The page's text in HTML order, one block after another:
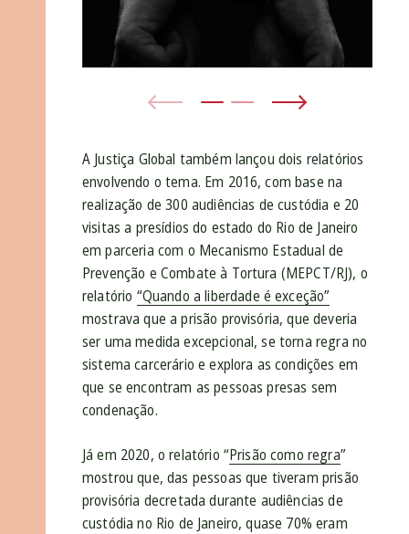
A Justiça Global também lançou dois relatórios
envolvendo o tema. Em 2016, com base na
realização de 300 audiências de custódia e 20
visitas a presídios do estado do Rio de Janeiro
em parceria com o Mecanismo Estadual de
Prevenção e Combate à Tortura (MEPCT/RJ), o
relatório “Quando a liberdade é exceção”
mostrava que a prisão provisória, que deveria
ser uma medida excepcional, se torna regra no
sistema carcerário e explora as condições em
que se encontram as pessoas presas sem
condenação.
Já em 2020, o relatório “Prisão como regra”
mostrou que, das pessoas que tiveram prisão
provisória decretada durante audiências de
custódia no Rio de Janeiro, quase 70% eram